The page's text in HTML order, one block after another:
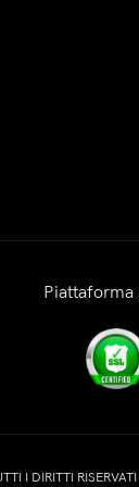
Piattaforma
I DIRITTI RISERVATI